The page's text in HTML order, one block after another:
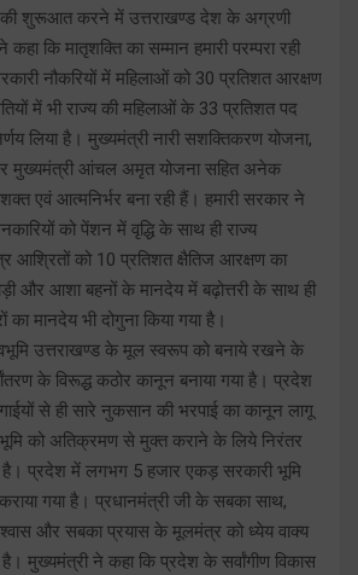
की शुरूआत करने में उत्तराखण्ड देश के अग्रणी
कि मातृशक्ति का सम्मान हमारी परम्परा रही
नौकरियों में महिलाओं को 30 प्रतिशत आरक्षण
में भी राज्य की महिलाओं के 33 प्रतिशत पद
लिया है। मुख्यमंत्री नारी सशक्तिकरण योजना,
मुख्यमंत्री आंचल अमृत योजना सहित अनेक
एवं आत्मनिर्भर बना रही हैं। हमारी सरकार ने
को पेंशन में वृद्धि के साथ ही राज्य
आश्रितों को 10 प्रतिशत क्षैतिज आरक्षण का
और आशा बहनों के मानदेय में बढ़ोत्तरी के साथ ही
मानदेय भी दोगुना किया गया है।
उत्तराखण्ड के मूल स्वरूप को बनाये रखने के
के विरूद्ध कठोर कानून बनाया गया है। प्रदेश
से ही सारे नुकसान की भरपाई का कानून लागू
भूमि को अतिक्रमण से मुक्त कराने के लिये निरंतर
है। प्रदेश में लगभग 5 हजार एकड़ सरकारी भूमि
गया है। प्रधानमंत्री जी के सबका साथ,
और सबका प्रयास के मूलमंत्र को ध्येय वाक्य
मुख्यमंत्री ने कहा कि प्रदेश के सर्वांगीण विकास